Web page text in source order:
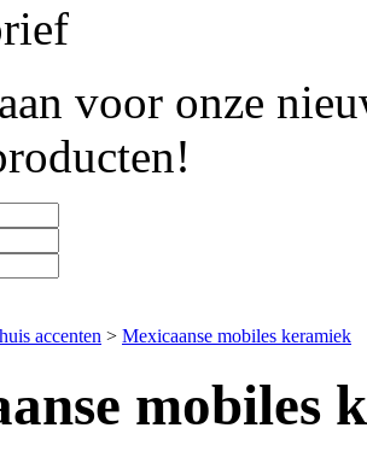
voor onze
accenten > Mexicaanse mobiles keramiek
mobiles